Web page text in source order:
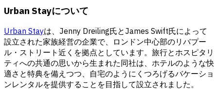
Urban Stayについて
Urban Stayは、Jenny Dreiling氏とJames Swift氏によって
設立された家族経営の企業で、ロンドン中心部のリバプー
ル・ストリート近くを拠点としています。旅行とホスピタリ
ティへの共通の思いから生まれた同社は、ホテルのような快
適さと特典を備えつつ、自宅のようにくつろげるバケーショ
ンレンタルを提供することを目指して設立されました。